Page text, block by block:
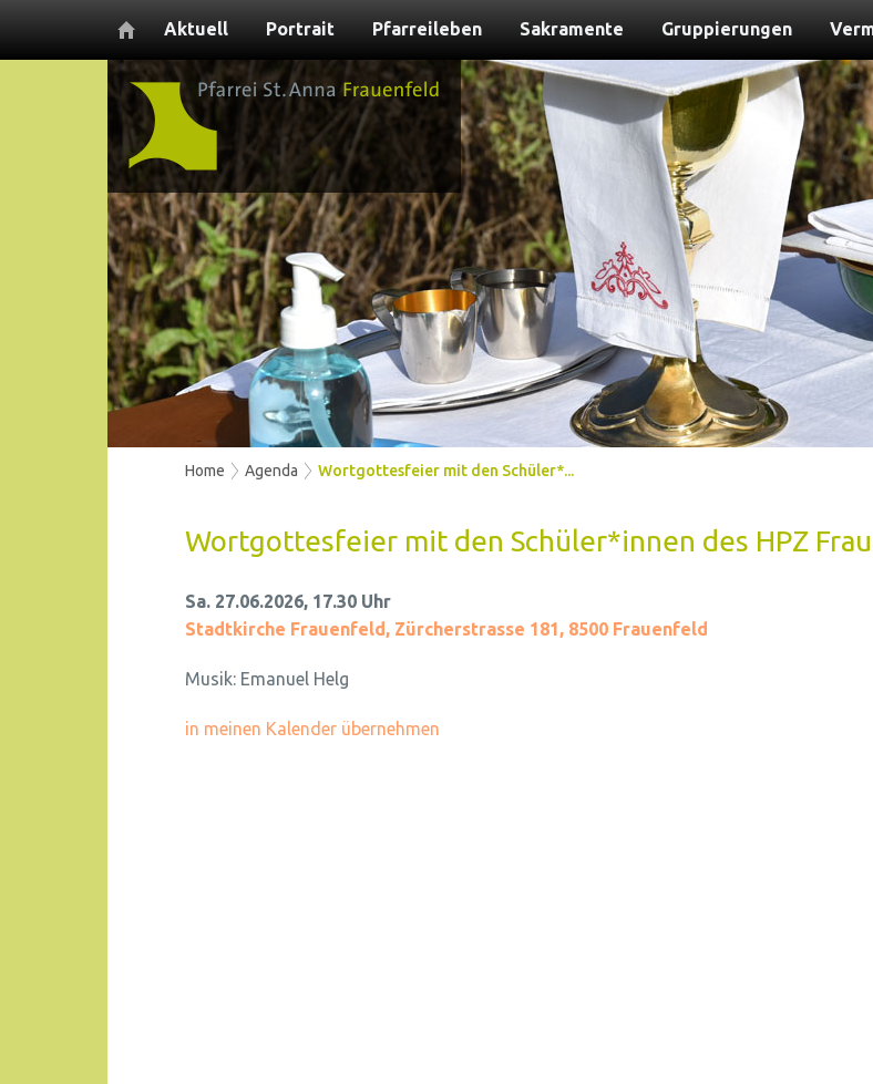
Aktuell Portrait Pfarreileben Sakramente Gruppierungen
Home Agenda Wortgottesfeier mit den Schüler*...
Wortgottesfeier mit den Schüler*innen des HPZ
Sa. 27.06.2026, 17.30 Uhr
Stadtkirche Frauenfeld, Zürcherstrasse 181, 8500 Frauenfeld
Musik: Emanuel Helg
in meinen Kalender übernehmen